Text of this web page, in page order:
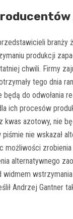
branży
produkcji
chwili. Firmy
tego dnia
do odwołania
ich procesów
kwas azotowy, nie
nie wskazał
możliwości
alternatywnego
wstrzymania
Andrzej Gantner